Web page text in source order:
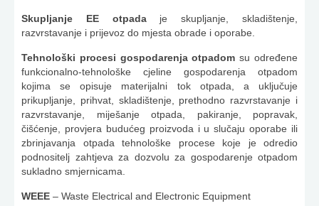
Skupljanje EE otpadaje skupljanje, skladištenje,
razvrstavanje i prijevoz do mjesta obrade i oporabe.
Tehnološki procesi gospodarenja otpadom su određene
funkcionalno-tehnološke cjeline gospodarenja otpadom
kojima se opisuje materijalni tok otpada, a uključuje
prikupljanje, prihvat, skladištenje, prethodno razvrstavanje i
razvrstavanje, miješanje otpada, pakiranje, popravak,
čišćenje, provjera budućeg proizvoda i u slučaju oporabe ili
zbrinjavanja otpada tehnološke procese koje je odredio
podnositelj zahtjeva za dozvolu za gospodarenje otpadom
sukladno smjernicama.
WEEE – Waste Electrical and Electronic Equipment